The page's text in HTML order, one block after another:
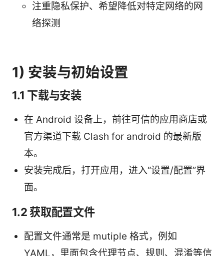
注重隐私保护、希望降低对特定网络的网
络探测
1) 安装与初始设置
1.1 下载与安装
在 Android 设备上，前往可信的应用商店或
官方渠道下载 Clash for android 的最新版
本。
安装完成后，打开应用，进入“设置/配置”界
面。
1.2 获取配置文件
配置文件通常是 mutiple 格式，例如
YAML，里面包含代理节点、规则、混淆等信